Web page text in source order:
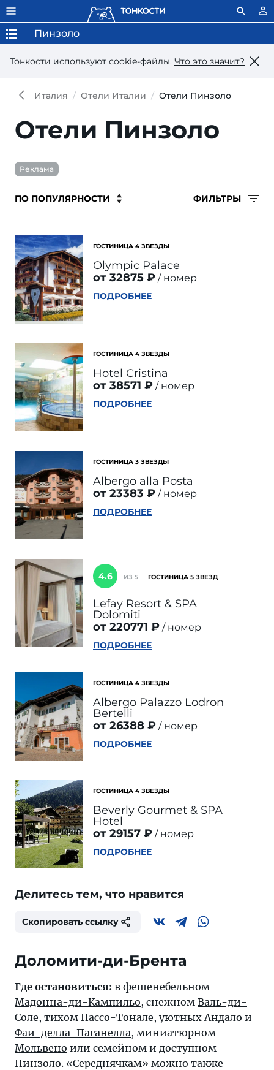
Тонкости используют сookie-файлы. Что это значит?
Пинзоло
Италия Отели Италии Отели Пинзоло
Отели Пинзоло
Реклама
ФИЛЬТРЫ
ГОСТИНИЦА 4 ЗВЕЗДЫ
Olympic Palace
от 32875 ₽
номер
ПОДРОБНЕЕ
ГОСТИНИЦА 4 ЗВЕЗДЫ
Hotel Cristina
от 38571 ₽
номер
ПОДРОБНЕЕ
ГОСТИНИЦА 3 ЗВЕЗДЫ
Albergo alla Posta
от 23383 ₽
номер
ПОДРОБНЕЕ
4.6 ИЗ 5 ГОСТИНИЦА 5 ЗВЕЗД
Lefay Resort & SPA
Dolomiti
от 220771 ₽
номер
ПОДРОБНЕЕ
ГОСТИНИЦА 4 ЗВЕЗДЫ
Albergo Palazzo Lodron
Bertelli
от 26388 ₽
номер
ПОДРОБНЕЕ
ГОСТИНИЦА 4 ЗВЕЗДЫ
Beverly Gourmet & SPA
Hotel
от 29157 ₽
номер
ПОДРОБНЕЕ
Делитесь тем, что нравится
Скопировать ссылку
Доломити-ди-Брента
Где остановиться: в фешенебельном
Мадонна-ди-Кампильо, снежном Валь-ди-
Соле, тихом Пассо-Тонале, уютныхАндало и
Фаи-делла-Паганелла, миниатюрном
Мольвено или семейном и доступном
Пинзоло. «Середнячкам» можно также